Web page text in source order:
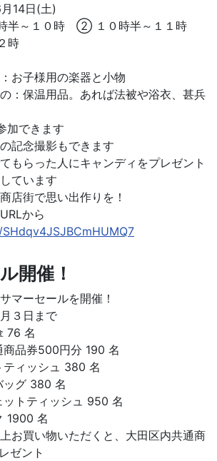
14日(土)
半～１０時 ② １０時半～１１時
時
お子様用の楽器と小物
：保温用品。あれば法被や浴衣、甚兵
加できます
記念撮影もできます
もらった人にキャンディをプレゼント
ています
店街で思い出作りを！
から
開催！
マーセールを開催！
３日まで
76 名
商品券500円分 190 名
ティッシュ 380 名
ッグ 380 名
ットティッシュ 950 名
1900 名
お買い物いただくと、大田区内共通商
ゼント